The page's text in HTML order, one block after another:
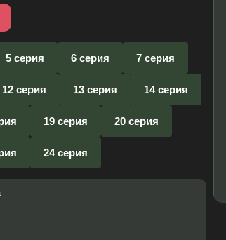
5 серия 6 серия 7 серия
12 серия 13 серия 14 серия
19 серия 20 серия
24 серия